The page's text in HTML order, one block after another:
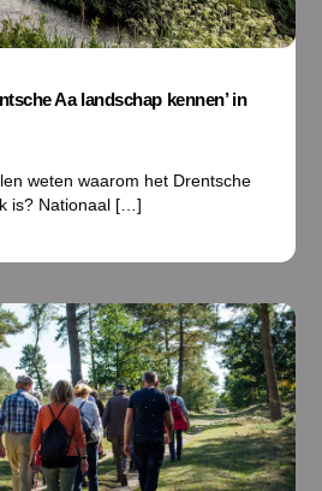
Aa landschap kennen’ in
weten waarom het Drentsche
is? Nationaal […]